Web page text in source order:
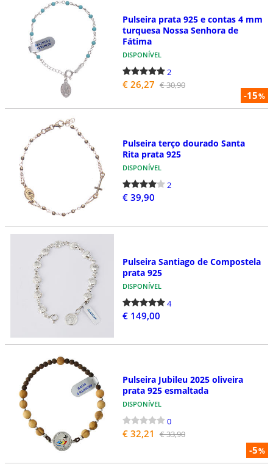
-15%
Pulseira prata 925 e contas 4 mm
turquesa Nossa Senhora de
Fátima
DISPONÍVEL
2
€ 26,27 € 30,90
Pulseira terço dourado Santa
Rita prata 925
DISPONÍVEL
2
€ 39,90
Pulseira Santiago de Compostela
prata 925
DISPONÍVEL
4
€ 149,00
-5%
Pulseira Jubileu 2025 oliveira
prata 925 esmaltada
DISPONÍVEL
0
€ 32,21 € 33,90